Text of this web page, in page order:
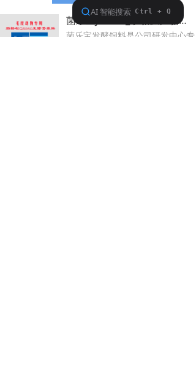
菌乐宝JLB380_水貂狐狸貉子专用发酵饲料
菌乐宝发酵饲料是公司研发中心专